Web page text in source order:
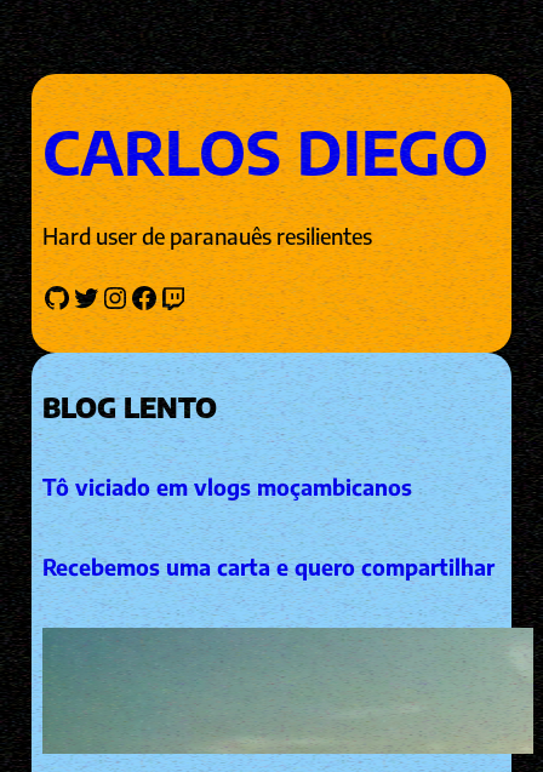
CARLOS DIEGO
Hard user de paranauês resilientes
GitHub Twitter Instagram Facebook Twitch
BLOG LENTO
Tô viciado em vlogs moçambicanos
Recebemos uma carta e quero compartilhar